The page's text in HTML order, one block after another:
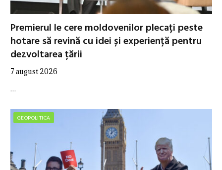
Premierul le cere moldovenilor plecați peste
hotare să revină cu idei și experiență pentru
dezvoltarea țării
7 august 2026
…
GEOPOLITICA